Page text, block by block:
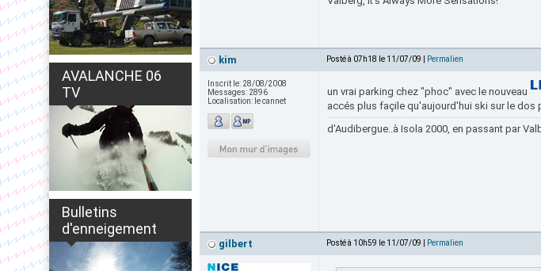
AVALANCHE 06
TV
Bulletins
d'enneigement
kim Posté à 07h18 le 11/07/09 | Permalien
Inscrit le: 28/08/2008
Messages: 2896
Localisation: le cannet
un vrai parking chez "phoc" avec le nouveau
accés plus façile qu'aujourd'hui ski sur le dos
d'Audibergue..à Isola 2000, en passant par
gilbert Posté à 10h59 le 11/07/09 | Permalien